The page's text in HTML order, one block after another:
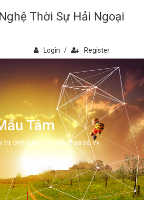
Thời Sự Hải Ngoại
Login / Register
Tâm
trí, bình luân, học hỏi, chia sẻ, vv.